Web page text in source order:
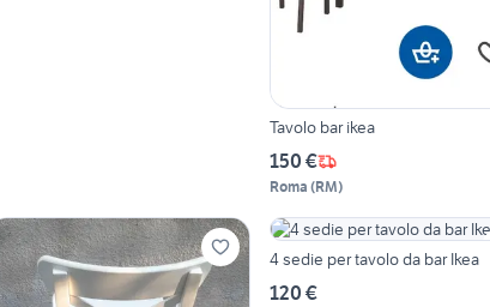
Tavolo bar ikea
150 €
Roma (RM)
4 sedie per tavolo da bar Ikea
120 €